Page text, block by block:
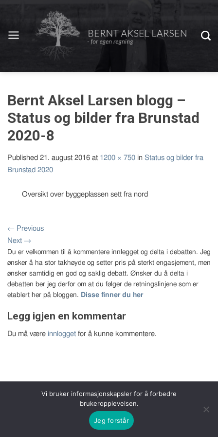
Bernt Aksel Larsen blogg –
Status og bilder fra Brunstad
2020-8
Published 21. august 2016 at 1200 × 750 in Status og bilder fra
Brunstad 2020
Oversikt over byggeplassen sett fra nord
← Previous
Next →
Du er velkommen til å kommentere innlegget og delta i debatten. Jeg
ønsker å ha stor takhøyde og setter pris på sterkt engasjement, men
ønsker samtidig en god og saklig debatt. Ønsker du å delta i
debatten ber jeg derfor om at du følger de retningslinjene som er
etablert her på bloggen. Disse finner du her
Legg igjen en kommentar
Du må være innlogget for å kunne kommentere.
Copyright 2026 © Bernt Aksel Larsen
Vi bruker informasjonskapsler for å forbedre
brukeropplevelsen.
Jeg forstår